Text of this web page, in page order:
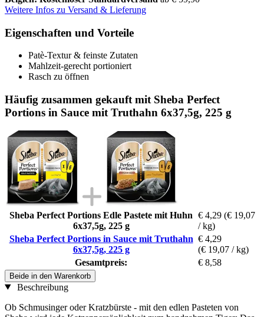
Weitere Infos zu Versand & Lieferung
Eigenschaften und Vorteile
Patè-Textur & feinste Zutaten
Mahlzeit-gerecht portioniert
Rasch zu öffnen
Häufig zusammen gekauft mit Sheba Perfect
Portions in Sauce mit Truthahn 6x37,5g, 225 g
Sheba Perfect Portions Edle Pastete mit Huhn
6x37,5g, 225 g
€ 4,29 (€ 19,07
/ kg)
Sheba Perfect Portions in Sauce mit Truthahn
6x37,5g, 225 g
€ 4,29
(€ 19,07 / kg)
Gesamtpreis:
€ 8,58
Beide in den Warenkorb
Beschreibung
Ob Schmusinger oder Kratzbürste - mit den edlen Pasteten von